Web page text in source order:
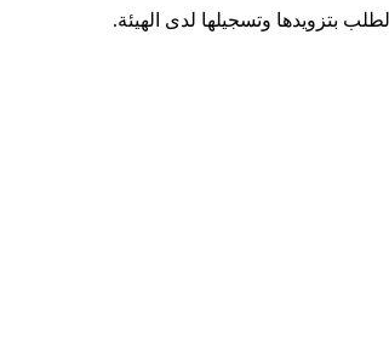
بتزويدها وتسجيلها لدى الهيئة.